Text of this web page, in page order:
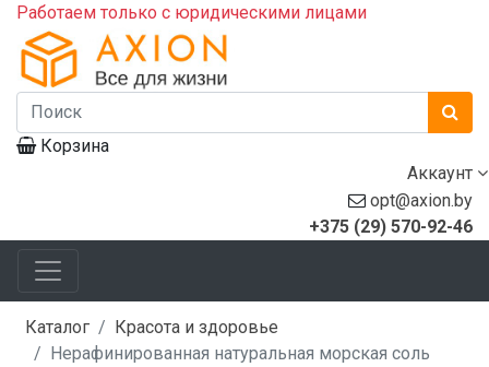
Работаем только с юридическими лицами
Корзина
Аккаунт
opt@axion.by
+375 (29) 570-92-46
Каталог
Красота и здоровье
Нерафинированная натуральная морская соль